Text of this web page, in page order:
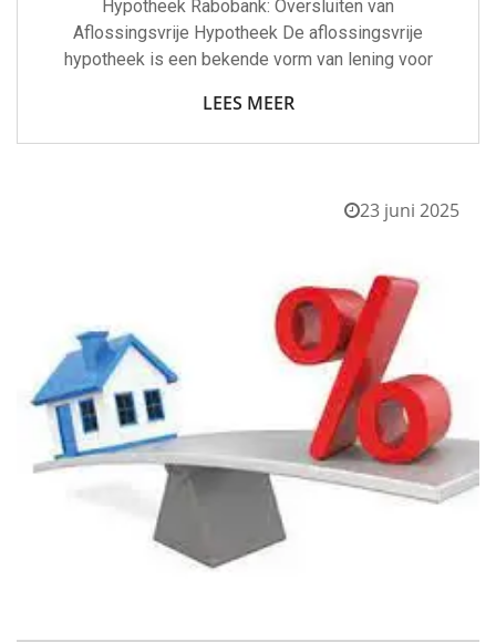
Hypotheek Rabobank: Oversluiten van
Aflossingsvrije Hypotheek De aflossingsvrije
hypotheek is een bekende vorm van lening voor
LEES MEER
23 juni 2025